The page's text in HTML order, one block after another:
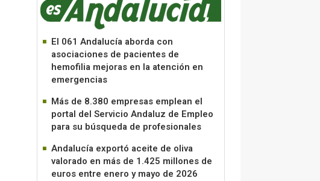
El 061 Andalucía aborda con
asociaciones de pacientes de
hemofilia mejoras en la atención en
emergencias
Más de 8.380 empresas emplean el
portal del Servicio Andaluz de Empleo
para su búsqueda de profesionales
Andalucía exportó aceite de oliva
valorado en más de 1.425 millones de
euros entre enero y mayo de 2026